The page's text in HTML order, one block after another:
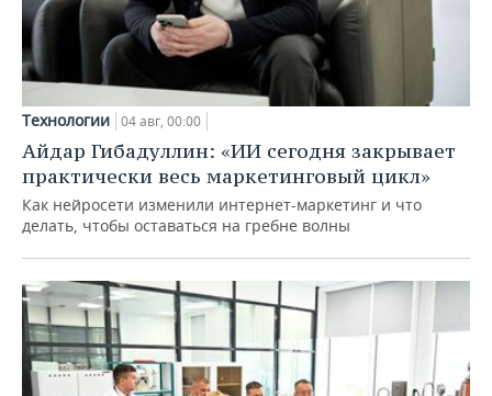
Технологии 04 авг, 00:00
Айдар Гибадуллин: «ИИ сегодня закрывает
практически весь маркетинговый цикл»
Как нейросети изменили интернет-маркетинг и что
делать, чтобы оставаться на гребне волны